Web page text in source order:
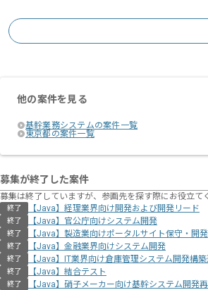
他の案件を見る
基幹業務システムの案件一覧
東京都の案件一覧
募集が終了した案件
募集は終了していますが、参画先を探す際にお役立て
終了 【Java】経理業界向け開発および開発リード
終了 【Java】官公庁向けシステム開発
終了 【Java】製造業向けポータルサイト保守・開発
終了 【Java】金融業界向けシステム開発
終了 【Java】IT業界向け倉庫管理システム開発構築
終了 【Java】結合テスト
終了 【Java】硝子メーカー向け基幹システム開発